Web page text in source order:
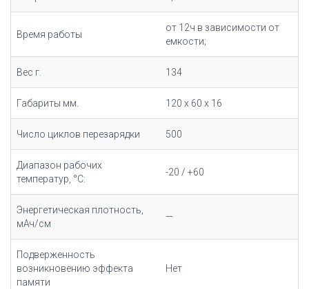
Время работы
от 12ч в зависимости от
емкости;
Вес г. 134
Габариты мм. 120 x 60 x 16
Число циклов перезарядки 500
Диапазон рабочих
температур, °С:
-20 / +60
Энергетическая плотность,
мАч/cм
—
Подверженность
возникновению эффекта
памяти
Нет